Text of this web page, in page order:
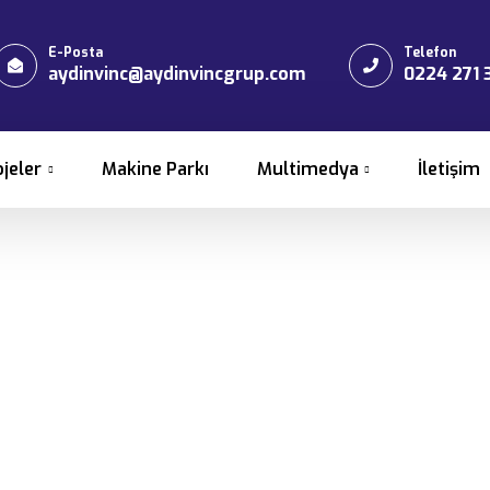
E-Posta
aydinvinc@aydinvincgrup.com
Telefon
0224 271
Makine Parkı Multimedya İletişim